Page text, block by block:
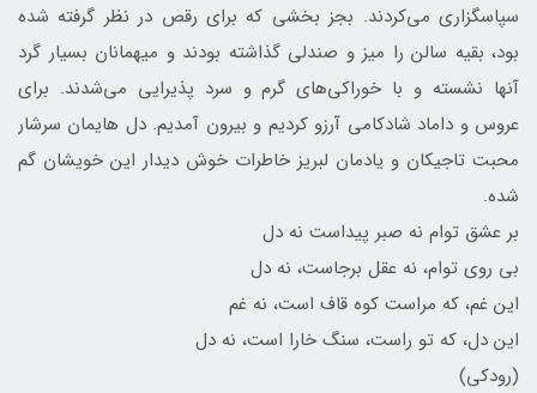
سپاسگزاری می‌کردند. بجز بخشی که برای رقص در نظر گرفته شده
بود، بقیه سالن را میز و صندلی گذاشته بودند و میهمانان بسیار گرد
آنها نشسته و با خوراکی‌های گرم و سرد پذیرایی می‌شدند. برای
عروس و داماد شادکامی آرزو کردیم و بیرون آمدیم. دل هایمان سرشار
محبت تاجیکان و یادمان لبریز خاطرات خوش دیدار این خویشان گم
شده.
بر عشق توام نه صبر پیداست نه دل
بی روی توام، نه عقل برجاست، نه دل
این غم، که مراست کوه قاف است، نه غم
این دل، که تو راست، سنگ خارا است، نه دل
(رودکی)